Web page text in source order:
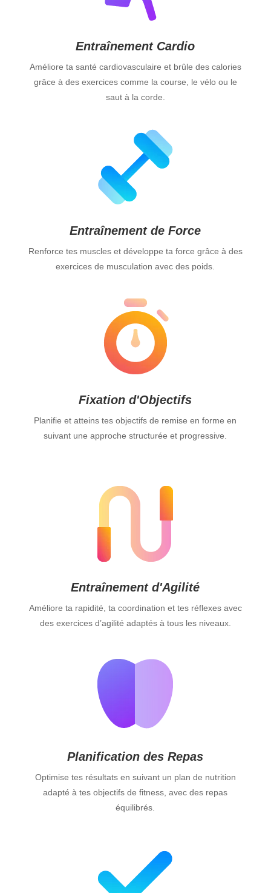
Entraînement Cardio
Améliore ta santé cardiovasculaire et brûle des calories
grâce à des exercices comme la course, le vélo ou le
saut à la corde.
Entraînement de Force
Renforce tes muscles et développe ta force grâce à des
exercices de musculation avec des poids.
Fixation d'Objectifs
Planifie et atteins tes objectifs de remise en forme en
suivant une approche structurée et progressive.
Entraînement d'Agilité
Améliore ta rapidité, ta coordination et tes réflexes avec
des exercices d’agilité adaptés à tous les niveaux.
Planification des Repas
Optimise tes résultats en suivant un plan de nutrition
adapté à tes objectifs de fitness, avec des repas
équilibrés.